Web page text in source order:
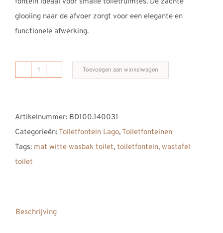
CONTACT
glooiing naar de afvoer zorgt voor een elegante en
functionele afwerking.
toiletfontein
400
aantal
Toevoegen aan winkelwagen
Artikelnummer: BD100.140031
Categorieën:Toiletfontein Lago,Toiletfonteinen
Tags: mat witte wasbak toilet, toiletfontein, wastafel
toilet
Beschrijving